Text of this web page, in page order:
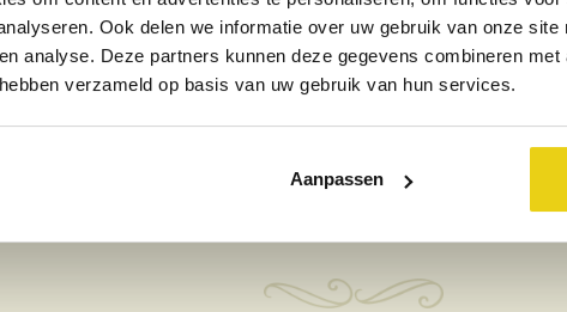
Ook delen we informatie over uw gebruik van onze
analyse. Deze partners kunnen deze gegevens combineren
verzameld op basis van uw gebruik van hun services.
Aanpassen
Oven Eigen producten Fiets Barbecue